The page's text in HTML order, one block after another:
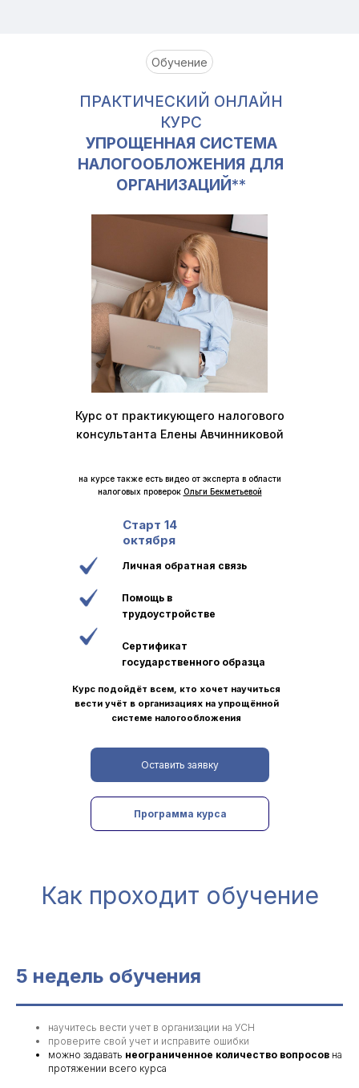
Курс подойдёт всем, кто хочет научиться
вести учёт в организациях на упрощённой
системе налогообложения
Оставить заявку
Программа курса
ПРАКТИЧЕСКИЙ ОНЛАЙН
КУРС
УПРОЩЕННАЯ СИСТЕМА
НАЛОГООБЛОЖЕНИЯ ДЛЯ
ОРГАНИЗАЦИЙ**
Обучение
Курс от практикующего налогового
консультанта Елены Авчинниковой
Личная обратная связь
Помощь в
трудоустройстве
Сертификат
государственного образца
на курсе также есть видео от эксперта в области
налоговых проверок Ольги Бекметьевой
Старт 14
октября
Как проходит обучение
5 недель обучения
научитесь вести учет в организации на УСН
проверите свой учет и исправите ошибки
можно задавать неограниченное количество вопросов на
протяжении всего курса